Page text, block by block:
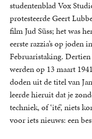
studentenblad Vox
protesteerde Geert
film Jud Süss; het was
eerste razzia’s op joden
Februaristaking. Dertien
werden op 13 maart
doden uit de titel van
leerde hieruit dat je
techniek, of ‘ité’, niets
voor iets nieuws: een